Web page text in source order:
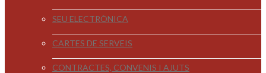
SEU ELECTRÒNICA
CARTES DE SERVEIS
CONTRACTES, CONVENIS I AJUTS